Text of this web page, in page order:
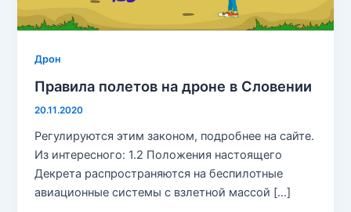
Дрон
Правила полетов на дроне в Словении
20.11.2020
Регулируются этим законом, подробнее на сайте.
Из интересного: 1.2 Положения настоящего
Декрета распространяются на беспилотные
авиационные системы с взлетной массой […]